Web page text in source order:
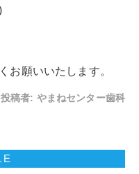
お願いいたします。
投稿者: やまねセンター歯科